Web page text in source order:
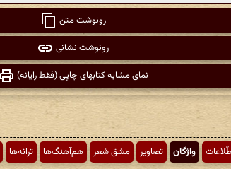
رونوشت متن
رونوشت نشانی
نمای مشابه کتابهای چاپی (فقط رایانه)
واژگان تصاویر مشق شعر هم‌آهنگ‌ها ترانه‌ها